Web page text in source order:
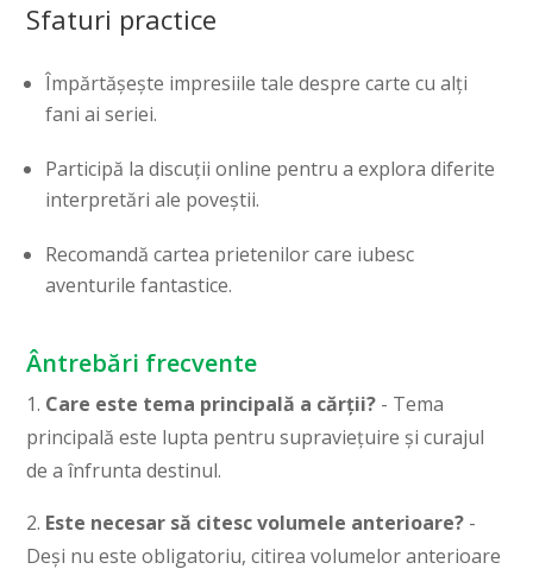
Sfaturi practice
Împărtășește impresiile tale despre carte cu alți
fani ai seriei.
Participă la discuții online pentru a explora diferite
interpretări ale poveștii.
Recomandă cartea prietenilor care iubesc
aventurile fantastice.
Ântrebări frecvente
1. Care este tema principală a cărții? - Tema
principală este lupta pentru supraviețuire și curajul
de a înfrunta destinul.
2. Este necesar să citesc volumele anterioare? -
Deși nu este obligatoriu, citirea volumelor anterioare